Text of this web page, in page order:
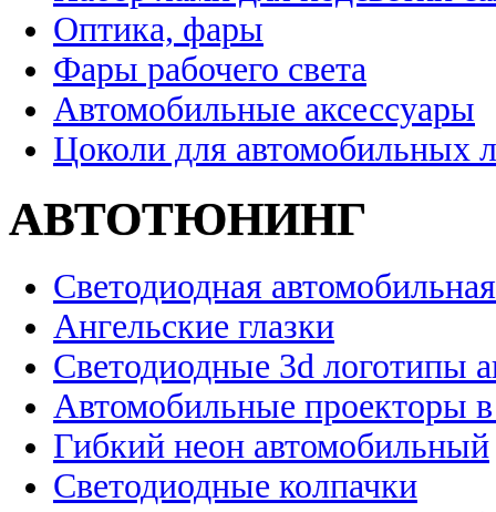
Оптика, фары
Фары рабочего света
Автомобильные аксессуары
Цоколи для автомобильных
АВТОТЮНИНГ
Светодиодная
Ангельские глазки
Светодиодные 3d логотипы
Автомобильные проекторы
Гибкий неон автомобильный
Светодиодные колпачки